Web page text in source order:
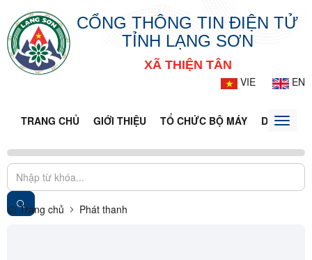
CỔNG THÔNG TIN ĐIỆN TỬ
TỈNH LẠNG SƠN
XÃ THIỆN TÂN
VIE
EN
TRANG CHỦ GIỚI THIỆU TỔ CHỨC BỘ MÁY DOANH
Toggle
Trang chủ Phát thanh